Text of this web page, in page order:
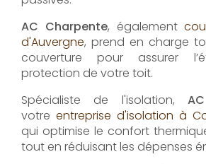
AC Charpente, également
d'Auvergne, prend en charge
couverture pour assurer
protection de votre toit.
Spécialiste de l'isolation,
votre entreprise d'isolation à
qui optimise le confort
tout en réduisant les dépenses